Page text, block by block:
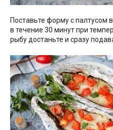
Поставьте форму с палтусом
в течение 30 минут при
рыбу достаньте и сразу